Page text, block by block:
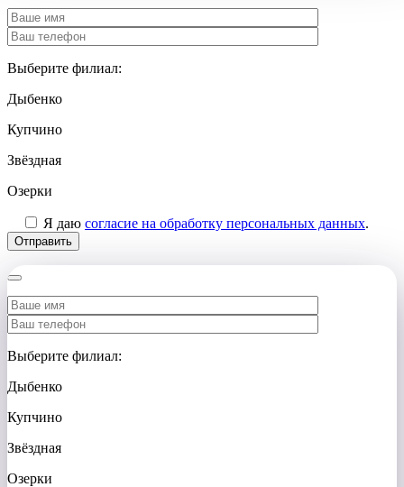
Выберите филиал:
Дыбенко
Купчино
Звёздная
Озерки
Я даю согласие на обработку персональных данных.
Выберите филиал:
Дыбенко
Купчино
Звёздная
Озерки